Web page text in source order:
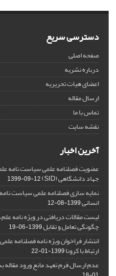
دسترسی سریع
صفحه اصلی
درباره نشریه
اعضای هیات تحریریه
ارسال مقاله
تماس با ما
نقشه سایت
آخرین اخبار
عضویت فصلنامه علمی سیاست نامه علم
جهاد دانشگاهی (SID) 1399-09-12
نمایه سازی فصلنامه علمی سیاست
انسانی1399-08-12
لیست مقالات دریافتی در ویژه نامه
چگونگی تعامل و تقابل1399-06-19
انتشار فراخوان ویژه‏ نامه فصلنامه
ارتباط با کرونا1399-01-22
عدم ارسال فرم تعهد مانع ورود